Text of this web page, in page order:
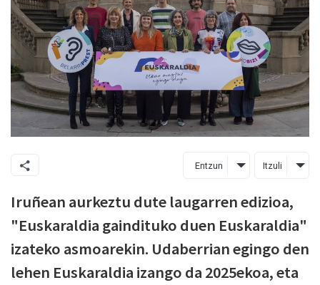
Entzun Itzuli
Iruñean aurkeztu dute laugarren edizioa,
"Euskaraldia gaindituko duen Euskaraldia"
izateko asmoarekin. Udaberrian egingo den
lehen Euskaraldia izango da 2025ekoa, eta